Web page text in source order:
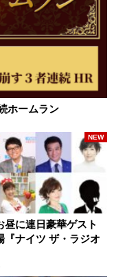
ホームラン
昼に連日豪華ゲスト
『ナイツ ザ・ラジオ
NEW